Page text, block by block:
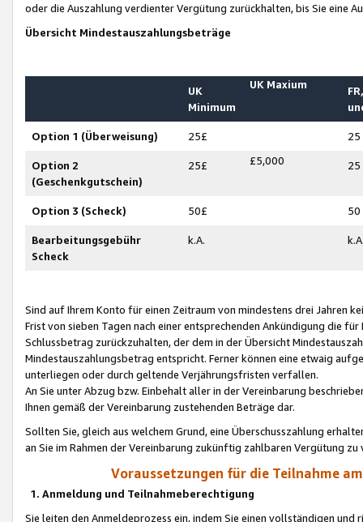
oder die Auszahlung verdienter Vergütung zurückhalten, bis Sie
Übersicht Mindestauszahlungsbeträge
UK
Minimum
UK Maxium
Option 1 (Überweisung) 25£ 25
Option 2
(Geschenkgutschein)
25£ £5,000 25
Option 3 (Scheck) 50£ 50
Bearbeitungsgebühr
Scheck
k.A.
Sind auf Ihrem Konto für einen Zeitraum von mindestens drei Jahren
Frist von sieben Tagen nach einer entsprechenden Ankündigung die
Schlussbetrag zurückzuhalten, der dem in der Übersicht
Mindestauszahlungsbetrag entspricht. Ferner können eine etwaig
unterliegen oder durch geltende Verjährungsfristen verfallen.
An Sie unter Abzug bzw. Einbehalt aller in der Vereinbarung
Ihnen gemäß der Vereinbarung zustehenden Beträge dar.
Sollten Sie, gleich aus welchem Grund, eine Überschusszahlung
an Sie im Rahmen der Vereinbarung zukünftig zahlbaren Vergütung zu
Voraussetzungen für die Teilnahme
1. Anmeldung und Teilnahmeberechtigung
Sie leiten den Anmeldeprozess ein, indem Sie einen vollständigen